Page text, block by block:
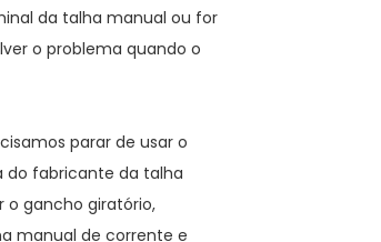
da talha manual ou for
o problema quando o
parar de usar o
do fabricante da talha
o gancho giratório,
manual de corrente e